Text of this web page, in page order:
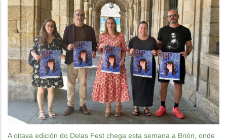
A oitava edición do Delas Fest chega esta semana a Brión, onde